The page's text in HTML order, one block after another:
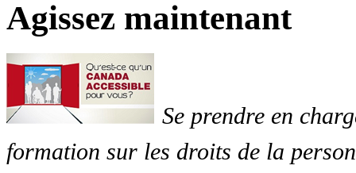
Agissez maintenant
Se prendre en
formation sur les droits de la